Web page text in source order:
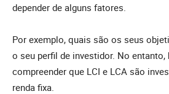
depender de alguns fatores.
Por exemplo, quais são os seus
o seu perfil de investidor. No entanto,
compreender que LCI e LCA são
renda fixa.